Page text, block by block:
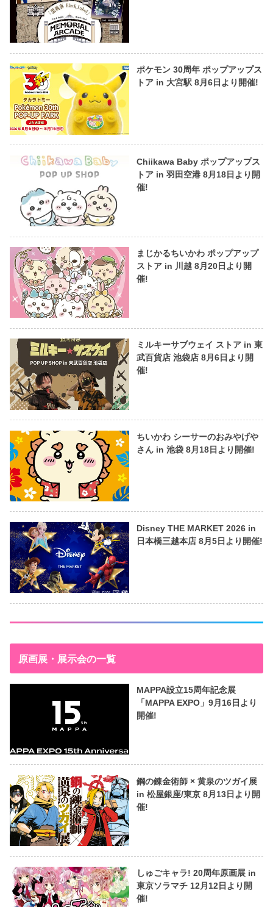
ポケモン 30周年 ポップアップス
トア in 大宮駅 8月6日より開催!
Chiikawa Baby ポップアップス
トア in 羽田空港 8月18日より開
催!
まじかるちいかわ ポップアップ
ストア in 川越 8月20日より開
催!
ミルキーサブウェイ ストア in 東
武百貨店 池袋店 8月6日より開
催!
ちいかわ シーサーのおみやげや
さん in 池袋 8月18日より開催!
Disney THE MARKET 2026 in
日本橋三越本店 8月5日より開催!
原画展・展示会の一覧
MAPPA設立15周年記念展
「MAPPA EXPO」9月16日より
開催!
鋼の錬金術師 × 黄泉のツガイ展
in 松屋銀座/東京 8月13日より開
催!
しゅごキャラ! 20周年原画展 in
東京ソラマチ 12月12日より開
催!